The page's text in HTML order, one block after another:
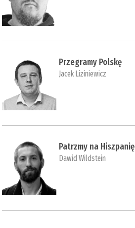
Przegramy Polskę
Jacek Liziniewicz
Patrzmy na Hiszpanię
Dawid Wildstein